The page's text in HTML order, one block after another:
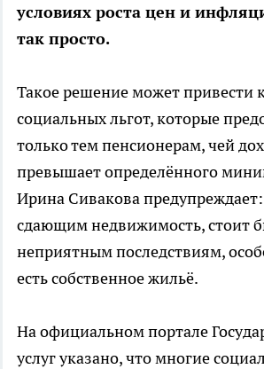
условиях роста цен и
так просто.
Такое решение может привести
социальных льгот, которые
только тем пенсионерам, чей
превышает определённого
Ирина Сивакова
сдающим недвижимость, стоит
неприятным последствиям,
есть собственное жильё.
На официальном портале
услуг указано, что многие